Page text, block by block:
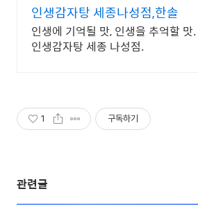
91
인생감자탕 세종나성점,한솔
인생에 기억될 맛, 인생을 추억할 맛.
인생감자탕 세종 나성점.
1 구독하기
관련글